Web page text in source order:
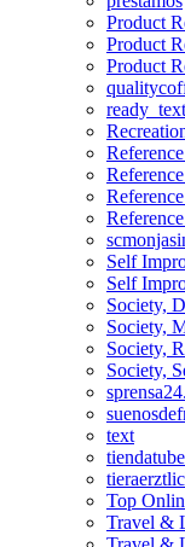
Product
Product
Product
ready_text
Self
Self
Society,
Society,
Society,
Society,
text
Top
Travel &